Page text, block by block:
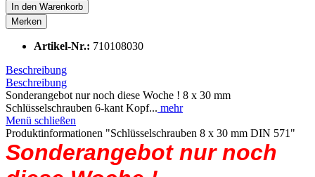
In den Warenkorb
Merken
Artikel-Nr.: 710108030
Beschreibung
Beschreibung
Sonderangebot nur noch diese Woche ! 8 x 30 mm
Schlüsselschrauben 6-kant Kopf... mehr
Menü schließen
Produktinformationen "Schlüsselschrauben 8 x 30 mm DIN 571"
Sonderangebot nur noch